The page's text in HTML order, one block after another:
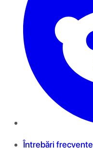
Întrebări frecvente